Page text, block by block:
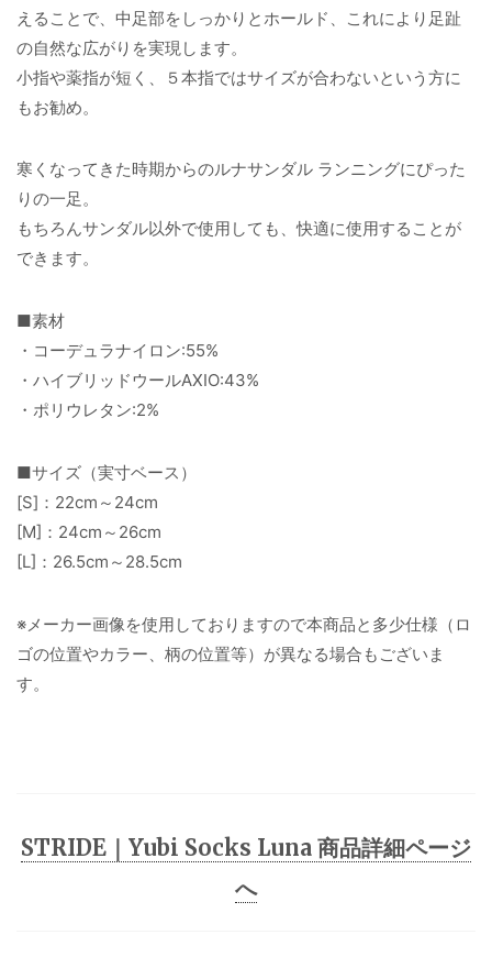
えることで、中足部をしっかりとホールド、これにより足趾
の自然な広がりを実現します。
小指や薬指が短く、５本指ではサイズが合わないという方に
もお勧め。
寒くなってきた時期からのルナサンダル ランニングにぴった
りの一足。
もちろんサンダル以外で使用しても、快適に使用することが
できます。
■素材
・コーデュラナイロン:55%
・ハイブリッドウールAXIO:43%
・ポリウレタン:2%
■サイズ（実寸ベース）
[S]：22cm～24cm
[M]：24cm～26cm
[L]：26.5cm～28.5cm
※メーカー画像を使用しておりますので本商品と多少仕様（ロ
ゴの位置やカラー、柄の位置等）が異なる場合もございま
す。
STRIDE｜Yubi Socks Luna 商品詳細ページ
へ